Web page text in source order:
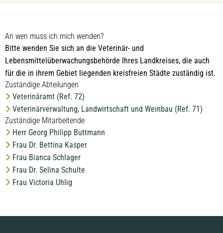
An wen muss ich mich wenden?
Bitte wenden Sie sich an die Veterinär- und
Lebensmittelüberwachungsbehörde Ihres Landkreises, die auch
für die in ihrem Gebiet liegenden kreisfreien Städte zuständig ist.
Zuständige Abteilungen
Veterinäramt (Ref. 72)
Veterinärverwaltung, Landwirtschaft und Weinbau (Ref. 71)
Zuständige Mitarbeitende
Herr Georg Philipp Buttmann
Frau Dr. Bettina Kasper
Frau Bianca Schlager
Frau Dr. Selina Schulte
Frau Victoria Uhlig